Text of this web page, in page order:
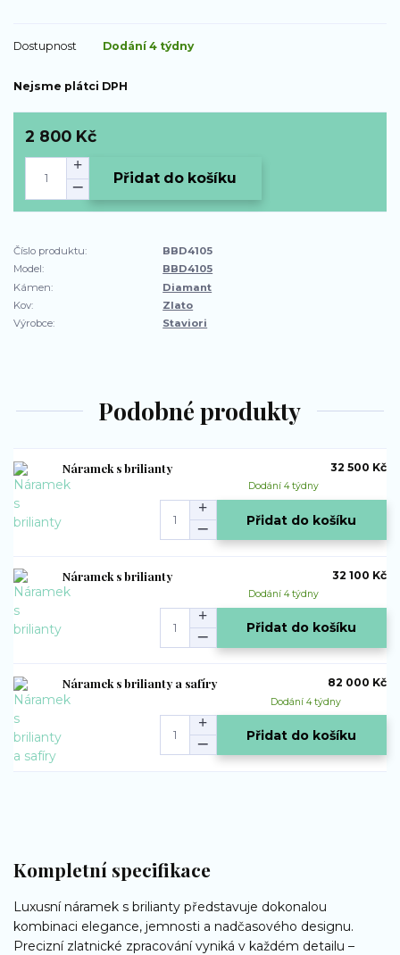
Dostupnost Dodání 4 týdny
Nejsme plátci DPH
2 800 Kč
Přidat do košíku
Číslo produktu:
BBD4105
Model:
BBD4105
Kámen:
Diamant
Kov:
Zlato
Výrobce:
Staviori
Podobné produkty
Náramek s brilianty 32 500 Kč
Dodání 4 týdny
Přidat do košíku
Náramek s brilianty 32 100 Kč
Dodání 4 týdny
Přidat do košíku
Náramek s brilianty a safíry 82 000 Kč
Dodání 4 týdny
Přidat do košíku
Kompletní specifikace
Luxusní náramek s brilianty představuje dokonalou
kombinaci elegance, jemnosti a nadčasového designu.
Precizní zlatnické zpracování vyniká v každém detailu –